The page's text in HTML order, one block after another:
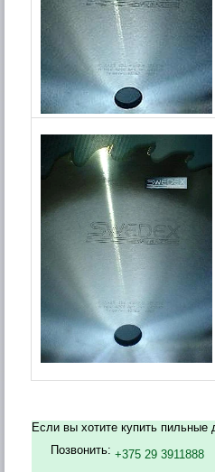
Если вы хотите купить
Позвонить: +375 29 3911888